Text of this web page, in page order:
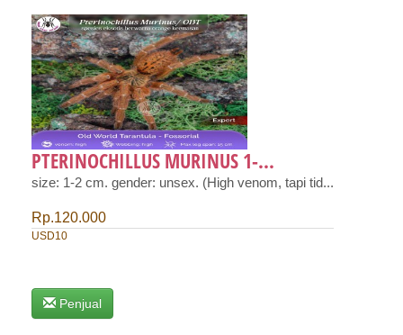
PTERINOCHILLUS MURINUS 1-...
size: 1-2 cm. gender: unsex. (High venom, tapi tid...
Rp.120.000
USD10
Penjual